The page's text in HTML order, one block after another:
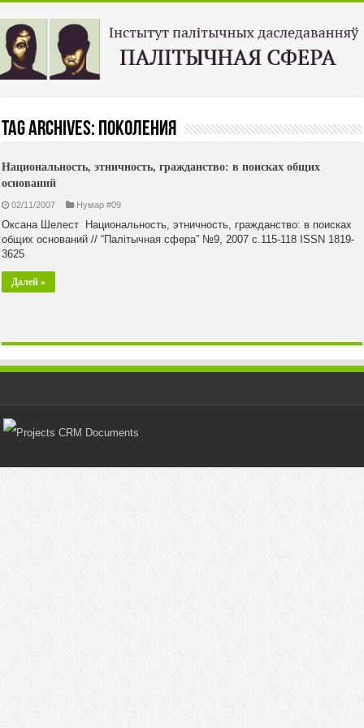
Tag Archives: поколения
Национальность, этничность, гражданство: в поисках общих
оснований
02/11/2007 Нумар #09
Оксана Шелест Национальность, этничность, гражданство: в поисках
общих оснований // “Палiтычная сфера” №9, 2007 с.115-118 ISSN 1819-
3625
Далей »